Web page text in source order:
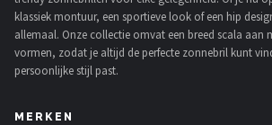
klassiek montuur, een sportieve look of een hip
allemaal. Onze collectie omvat een breed scala aan
vormen, zodat je altijd de perfecte zonnebril kunt
persoonlijke stijl past.
MERKEN